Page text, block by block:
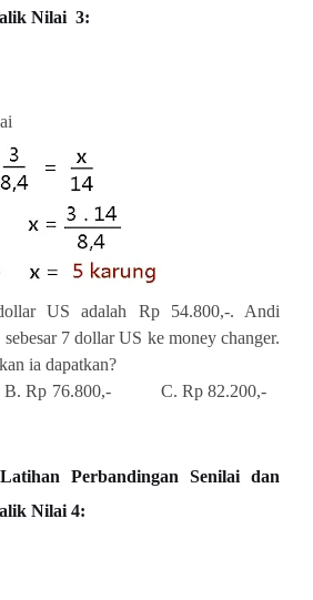
Nilai 3:
US adalah Rp 54.800,-. Andi
7 dollar US ke money changer.
ia dapatkan?
Rp 76.800,- C. Rp 82.200,-
Perbandingan Senilai dan
Nilai 4: